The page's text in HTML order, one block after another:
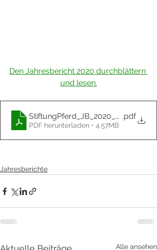
Den Jahresbericht 2020 durchblättern
und lesen.
.pdf
PDF herunterladen • 4.57MB
Jahresberichte
Alle ansehen